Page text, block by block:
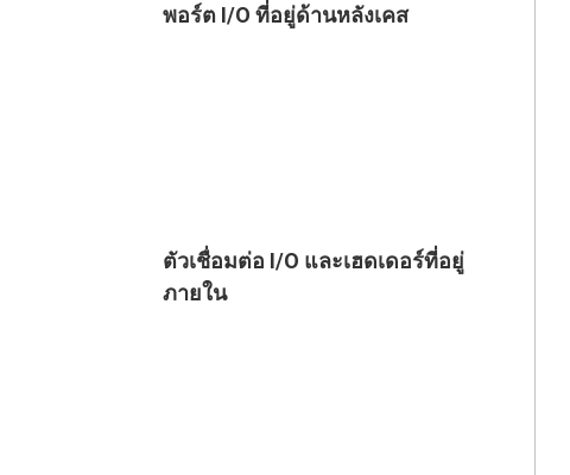
พอร์ต I/O ที่อยู่ด้านหลังเคส
ตัวเชื่อมต่อ I/O และเฮดเดอร์ที่อยู่
ภายใน